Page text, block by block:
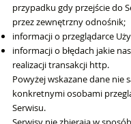
przypadku gdy przejście do
przez zewnętrzny odnośnik;
informacji o przeglądarce
informacji o błędach jakie
realizacji transakcji http.
Powyżej wskazane dane nie
konkretnymi osobami
Serwisu.